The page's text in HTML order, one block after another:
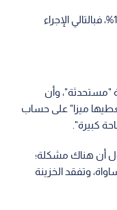
وتابع: "ما الآن، فالفجوة قلت من 20% إلى 14%، فبالتالي الإجراء
"مستحدثة"، وأن
ميزا" على حساب
كبيرة".
أن هناك مشكلة؛
وتفقد الخزينة